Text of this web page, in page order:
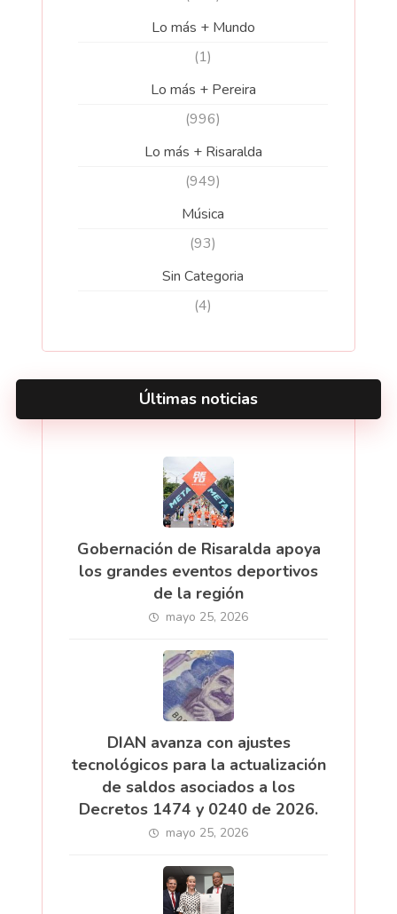
Lo más + Mundo
(1)
Lo más + Pereira
(996)
Lo más + Risaralda
(949)
Música
(93)
Sin Categoria
(4)
Últimas noticias
Gobernación de Risaralda apoya
los grandes eventos deportivos
de la región
mayo 25, 2026
DIAN avanza con ajustes
tecnológicos para la actualización
de saldos asociados a los
Decretos 1474 y 0240 de 2026.
mayo 25, 2026